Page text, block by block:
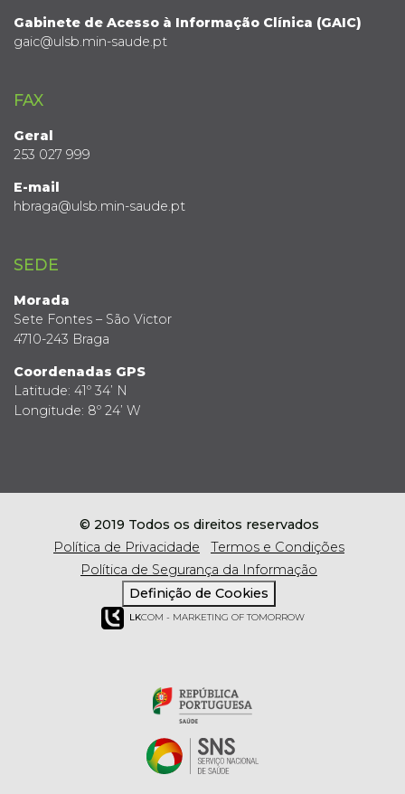
Gabinete de Acesso à Informação Clínica (GAIC)
gaic@ulsb.min-saude.pt
FAX
Geral
253 027 999
E-mail
hbraga@ulsb.min-saude.pt
SEDE
Morada
Sete Fontes – São Victor
4710-243 Braga
Coordenadas GPS
Latitude: 41º 34’ N
Longitude: 8º 24’ W
© 2019 Todos os direitos reservados
Política de Privacidade
Termos e Condições
Política de Segurança da Informação
Definição de Cookies
LKCOM - MARKETING OF TOMORROW